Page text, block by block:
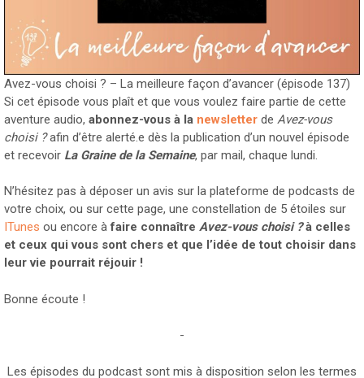
Avez-vous choisi ? – La meilleure façon d’avancer (épisode 137)
Si cet épisode vous plaît et que vous voulez faire partie de cette
aventure audio, abonnez-vous à la newsletter de Avez-vous
choisi ?afin d’être alerté.e dès la publication d’un nouvel épisode
et recevoir La Graine de la Semaine, par mail, chaque lundi.
N’hésitez pas à déposer un avis sur la plateforme de podcasts de
votre choix, ou sur cette page, une constellation de 5 étoiles sur
ITunes ou encore àfaire connaître Avez-vous choisi ?à celles
et ceux qui vous sont chers et que l’idée de tout choisir dans
leur vie pourrait réjouir !
Bonne écoute !
-
Les épisodes du podcast sont mis à disposition selon les termes